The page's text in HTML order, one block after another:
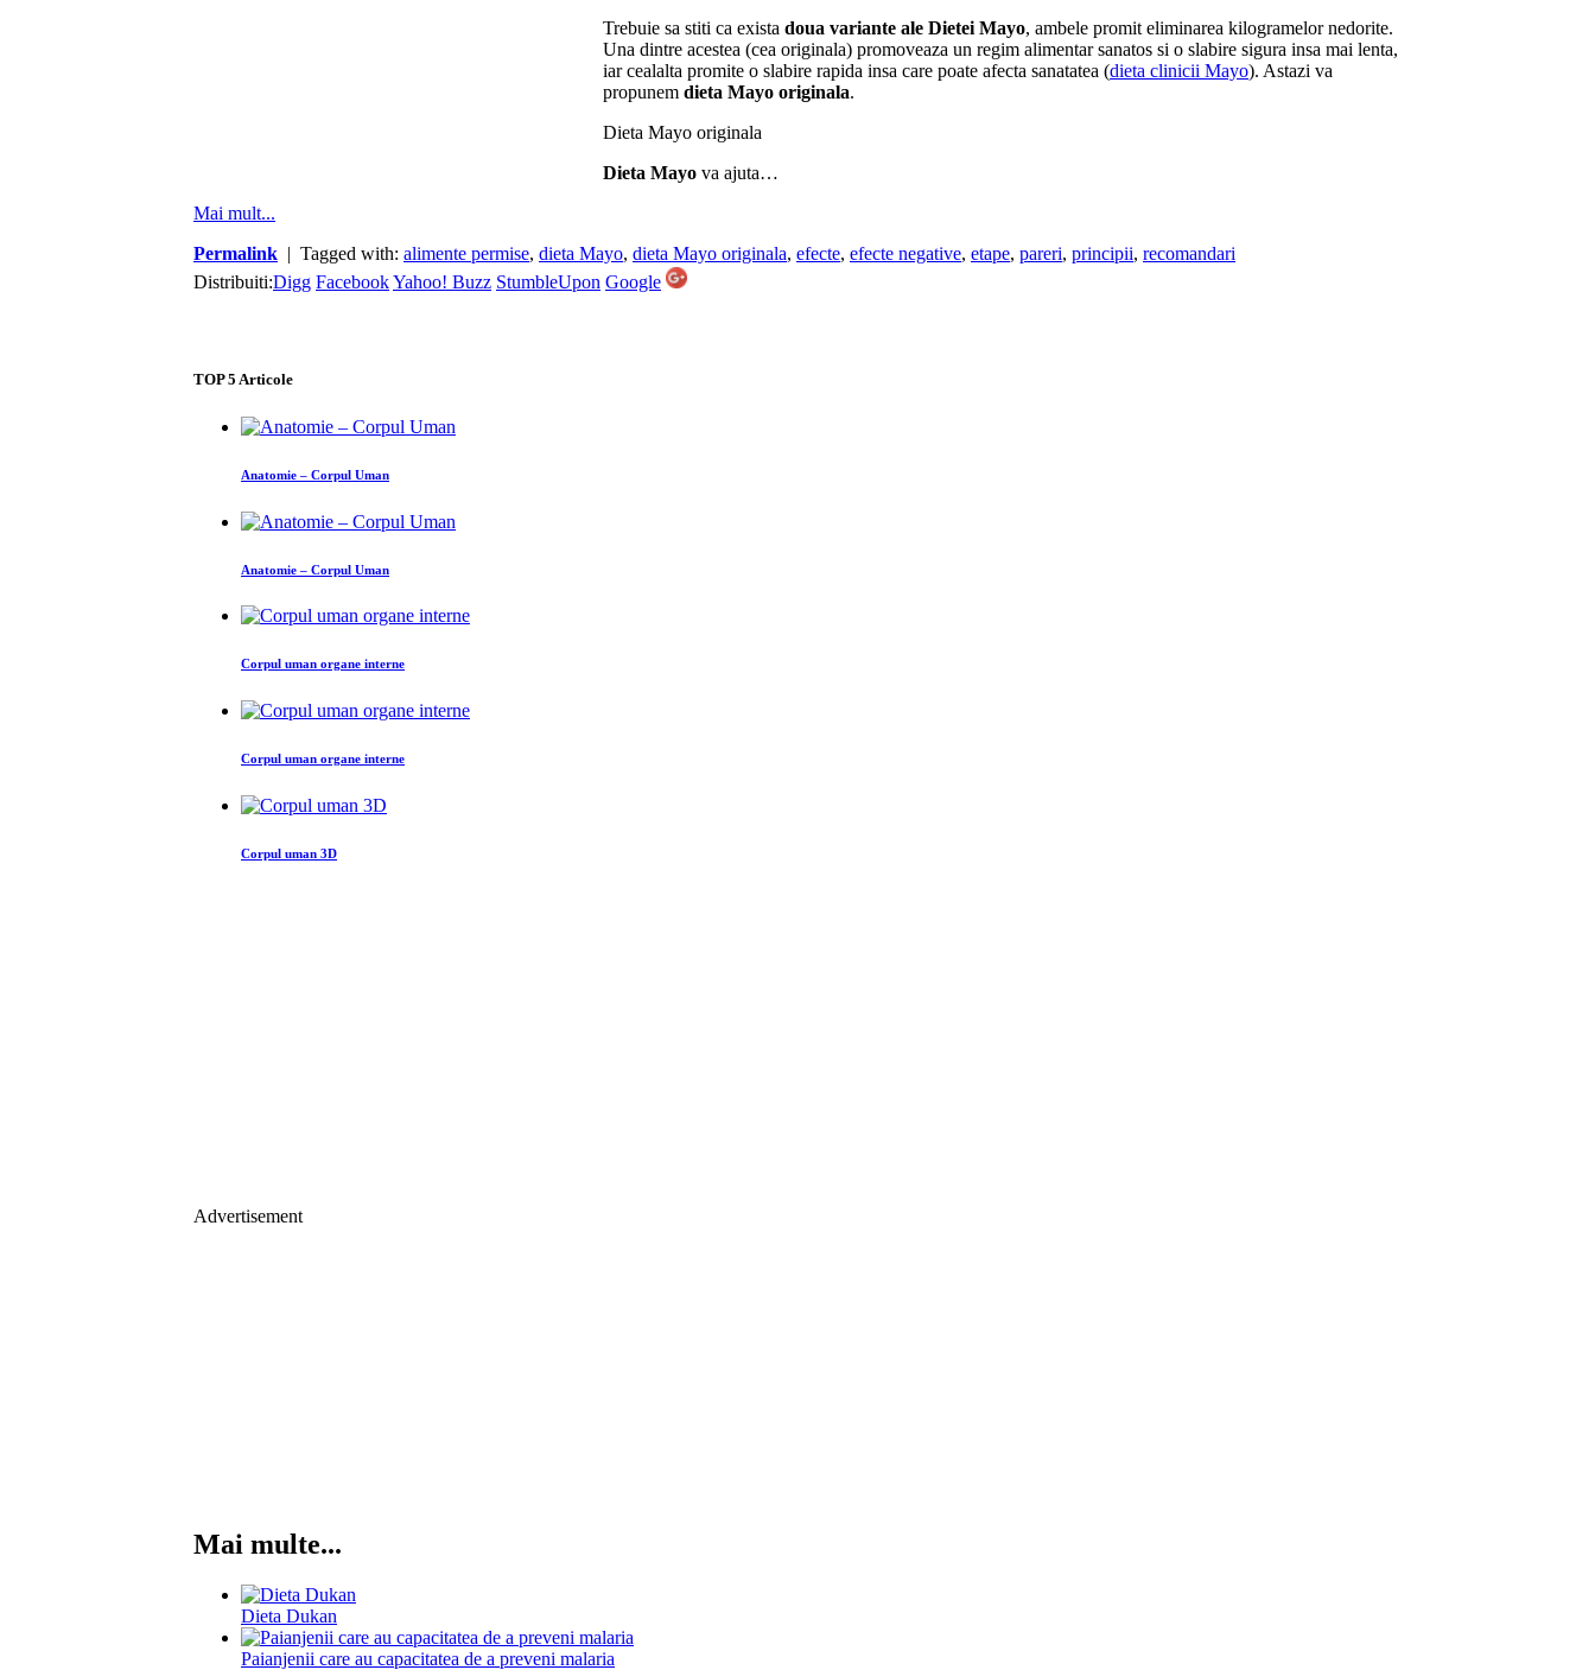
Trebuie sa stiti ca exista doua variante ale Dietei Mayo, ambele promit eliminarea kilogramelor nedorite.
Una dintre acestea (cea originala) promoveaza un regim alimentar sanatos si o slabire sigura insa mai lenta,
iar cealalta promite o slabire rapida insa care poate afecta sanatatea (dieta clinicii Mayo). Astazi va
propunem dieta Mayo originala.
Dieta Mayo originala
Dieta Mayo va ajuta…
Mai mult...
Permalink | Tagged with: alimente permise, dieta Mayo, dieta Mayo originala, efecte, efecte negative, etape, pareri, principii, recomandari
Distribuiti:Digg FacebookYahoo! Buzz StumbleUpon Google
TOP5 Articole
Anatomie – Corpul Uman
Anatomie – Corpul Uman
Corpul uman organe interne
Corpul uman organe interne
Corpul uman 3D
Advertisement
Mai multe...
Dieta Dukan
Paianjenii care au capacitatea de a preveni malaria